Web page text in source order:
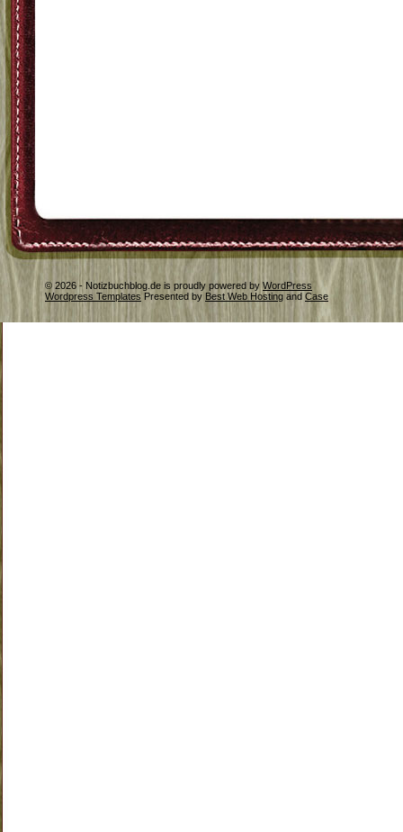
© 2026 - Notizbuchblog.de is proudly powered by WordPress
Wordpress Templates Presented by Best Web Hosting and Case